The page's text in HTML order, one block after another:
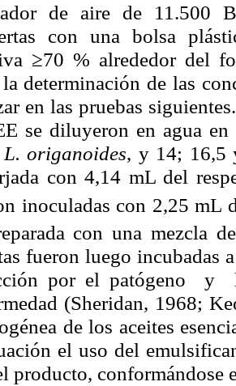
de aire de 11.500
con una bolsa
≥70 % alrededor del
determinación de las
en las pruebas
se diluyeron en agua
L. origanoides, y 14; 16,5
con 4,14 mL del
inoculadas con 2,25 mL
con una mezcla
fueron luego incubadas
por el patógeno
(Sheridan, 1968;
de los aceites
el uso del
producto, conformándose